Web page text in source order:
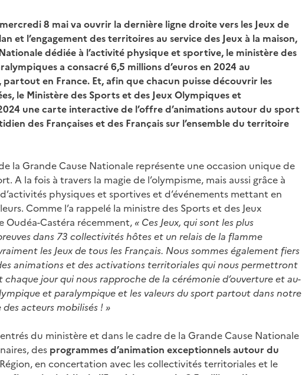
8 mai va ouvrir la dernière ligne droite vers les Jeux de
et l’engagement des territoires au service des Jeux à la maison,
dédiée à l’activité physique et sportive, le ministère des
a consacré 6,5 millions d’euros en 2024 au
en France. Et, afin que chacun puisse découvrir les
le Ministère des Sports et des Jeux Olympiques et
une carte interactive de l’offre d’animations autour du sport
des Françaises et des Français sur l’ensemble du territoire
la Grande Cause Nationale représente une occasion unique de
A la fois à travers la magie de l’olympisme, mais aussi grâce à
physiques et sportives et d’événements mettant en
Comme l’a rappelé la ministre des Sports et des Jeux
Oudéa-Castéra récemment, « Ces Jeux, qui sont les plus
dans 73 collectivités hôtes et un relais de la flamme
les Jeux de tous les Français. Nous sommes également fiers
animations et des activations territoriales qui nous permettront
jour qui nous rapproche de la cérémonie d’ouverture et au-
et paralympique et les valeurs du sport partout dans notre
acteurs mobilisés ! »
du ministère et dans le cadre de la Grande Cause Nationale
des programmes d’animation exceptionnels autour du
en concertation avec les collectivités territoriales et le